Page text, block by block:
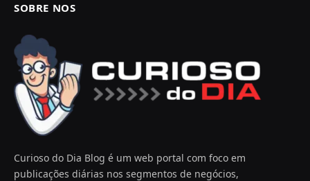
SOBRE NOS
Curioso do Dia Blog é um web portal com foco em
publicações diárias nos segmentos de negócios,